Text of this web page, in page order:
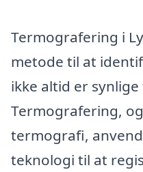
Termografering i
metode til at
ikke altid er
Termografering,
termografi,
teknologi til at